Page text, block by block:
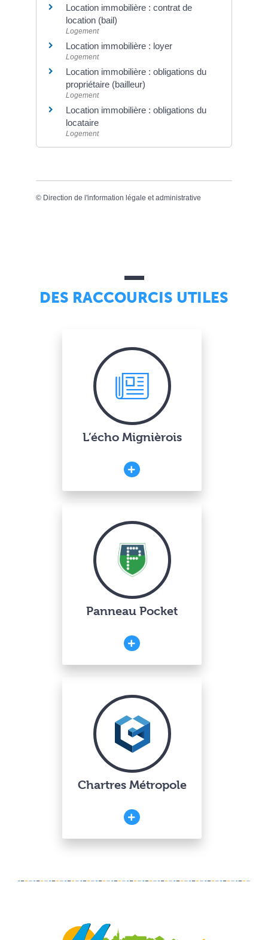
Location immobilière : contrat de
location (bail)
Logement
Location immobilière : loyer
Logement
Location immobilière : obligations du
propriétaire (bailleur)
Logement
Location immobilière : obligations du
locataire
Logement
© Direction de l'information légale et administrative
DES RACCOURCIS UTILES
L’écho Mignièrois
Panneau Pocket
Chartres Métropole